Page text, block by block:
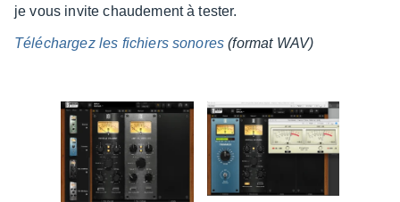
je vous invite chau­de­ment à tester.
Télé­char­gez les fichiers sonores (format WAV)